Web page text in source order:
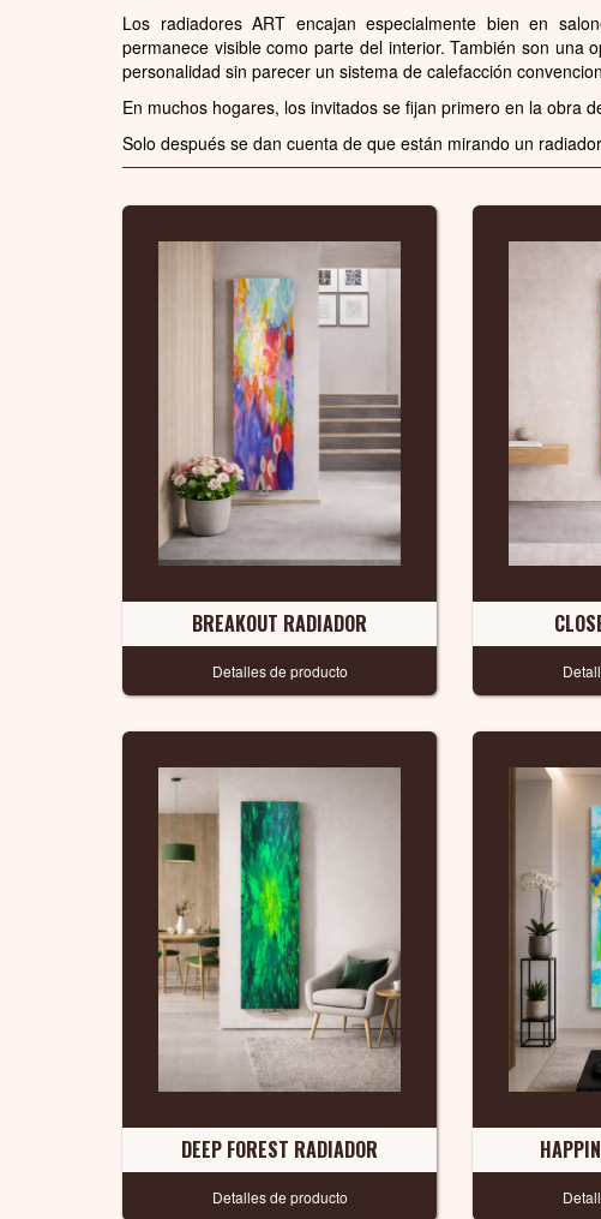
Los radiadores ART encajan especialmente bien en
permanece visible como parte del interior. También son una
personalidad sin parecer un sistema de calefacción
En muchos hogares, los invitados se fijan primero en la obra
Solo después se dan cuenta de que están mirando un
BREAKOUT RADIADOR
Detalles de producto
DEEP FOREST RADIADOR
Detalles de producto